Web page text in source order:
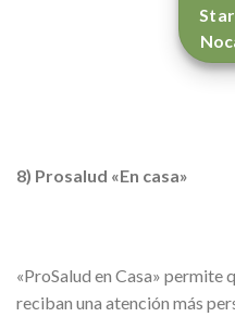
8) Prosalud «En casa»
«ProSalud en Casa» permite
reciban una atención más